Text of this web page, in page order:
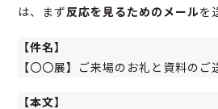
は、まず反応を見るためのメールを
【件名】
【〇〇展】ご来場のお礼と資料の
【本文】